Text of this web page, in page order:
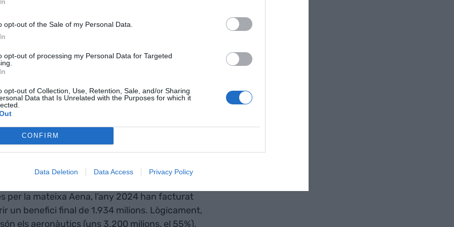
opt-out of the Sale of my Personal Data.
opt-out of processing my Personal Data for Targeted
opt-out of Collection, Use, Retention, Sale, and/or Sharing
Data that Is Unrelated with the Purposes for which it
CONFIRM
Data Deletion Data Access Privacy Policy
a les butxaques de l’Estat. La propietat
empresa anomenada Entidad Pública
propietari únic. És el mateix estatus que té
amos del cel
per la mateixa Aena, l’any 2024 han facturat
un benefici final de 1.934 milions. Lògicament,
els aeronàutics (uns 3.200 milions, el 55%),